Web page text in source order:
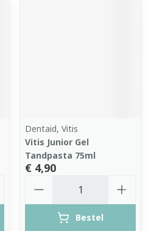
Dentaid, Vitis
Vitis Junior Gel
Tandpasta 75ml
€ 4,90
Bestel